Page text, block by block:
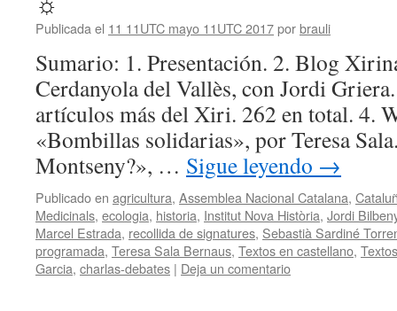
Publicada el 11 11UTC mayo 11UTC 2017porbrauli
Sumario: 1. Presentación. 2. Blog
Cerdanyola del Vallès, con Jordi
artículos más del Xiri. 262 en total. 4.
«Bombillas solidarias», por Teresa
Montseny?», … Sigue leyendo →
Publicado en agricultura, Assemblea Nacional Catalana,
Medicinals, ecologia, historia, Institut Nova Història, Jordi
Marcel Estrada, recollida de signatures, Sebastià Sardiné
programada, Teresa Sala Bernaus, Textos en castellano,
Garcia, charlas-debates | Deja un comentario